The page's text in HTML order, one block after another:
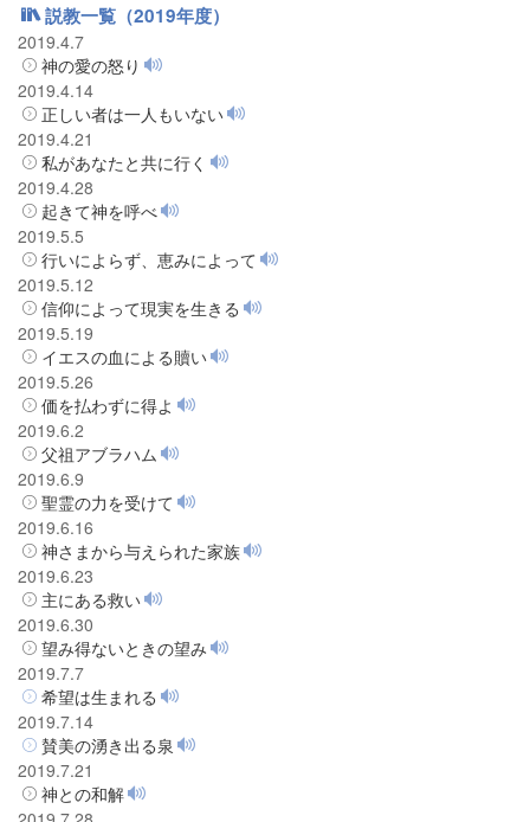
説教一覧（2019年度）
2019.4.7
神の愛の怒り
2019.4.14
正しい者は一人もいない
2019.4.21
私があなたと共に行く
2019.4.28
起きて神を呼べ
2019.5.5
行いによらず、恵みによって
2019.5.12
信仰によって現実を生きる
2019.5.19
イエスの血による贖い
2019.5.26
価を払わずに得よ
2019.6.2
父祖アブラハム
2019.6.9
聖霊の力を受けて
2019.6.16
神さまから与えられた家族
2019.6.23
主にある救い
2019.6.30
望み得ないときの望み
2019.7.7
希望は生まれる
2019.7.14
賛美の湧き出る泉
2019.7.21
神との和解